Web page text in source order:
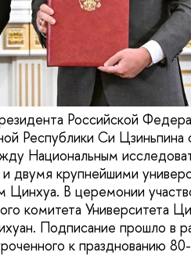
Российской
Республики Си Цзиньпина
Национальным
двумя крупнейшими
Цинхуа. В церемонии
комитета Университета
Подписание прошло в
к празднованию